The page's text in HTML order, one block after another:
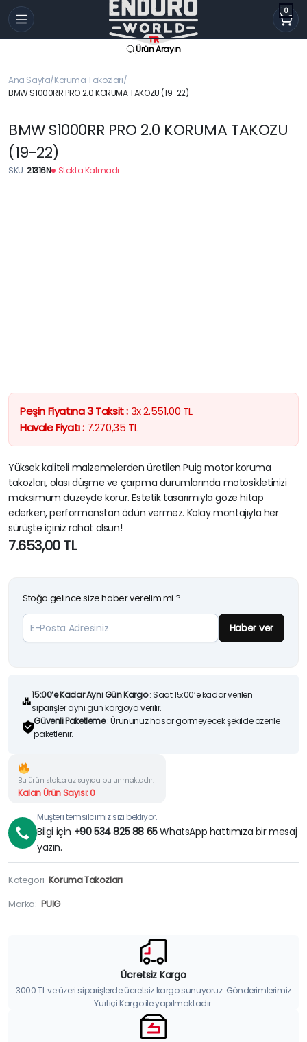
0
Ürün Arayın
Ana Sayfa Koruma Takozları
BMW S1000RR PRO 2.0 KORUMA TAKOZU (19-22)
BMW S1000RR PRO 2.0 KORUMA TAKOZU
(19-22)
SKU:21316N Stokta Kalmadı
Peşin Fiyatına 3 Taksit :3x2.551,00 TL
Havale Fiyatı : 7.270,35 TL
Yüksek kaliteli malzemelerden üretilen Puig motor koruma
takozları, olası düşme ve çarpma durumlarında motosikletinizi
maksimum düzeyde korur. Estetik tasarımıyla göze hitap
ederken, performanstan ödün vermez. Kolay montajıyla her
sürüşte içiniz rahat olsun!
7.653,00TL
Stoğa gelince size haber verelim mi ?
Haber ver
15:00’e Kadar Aynı Gün Kargo: Saat 15:00’e kadar verilen
siparişler aynı gün kargoya verilir.
Güvenli Paketleme: Ürününüz hasar görmeyecek şekilde özenle
paketlenir.
Bu ürün stokta az sayıda bulunmaktadır.
Kalan Ürün Sayısı: 0
Müşteri temsilcimiz sizi bekliyor.
Bilgi için +90 534 825 88 65WhatsApp hattımıza bir mesaj
yazın.
Kategori Koruma Takozları
Marka: PUIG
Ücretsiz Kargo
3000 TL ve üzeri siparişlerde ücretsiz kargo sunuyoruz. Gönderimlerimiz
Yurtiçi Kargo ile yapılmaktadır.